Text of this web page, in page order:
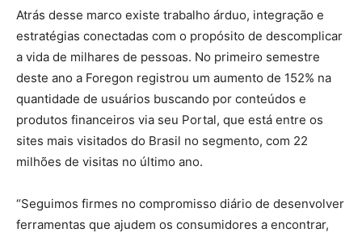
Atrás desse marco existe trabalho árduo, integração e
estratégias conectadas com o propósito de descomplicar
a vida de milhares de pessoas. No primeiro semestre
deste ano a Foregon registrou um aumento de 152% na
quantidade de usuários buscando por conteúdos e
produtos financeiros via seu Portal, que está entre os
sites mais visitados do Brasil no segmento, com 22
milhões de visitas no último ano.
“Seguimos firmes no compromisso diário de desenvolver
ferramentas que ajudem os consumidores a encontrar,